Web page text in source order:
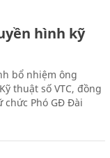
hình kỹ
bổ nhiệm ông
thuật số VTC, đồng
Phó GĐ Đài